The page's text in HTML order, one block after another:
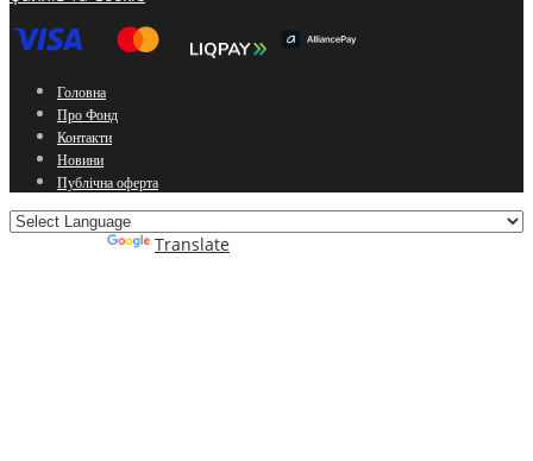
Головна
Про Фонд
Контакти
Новини
Публічна оферта
Translate